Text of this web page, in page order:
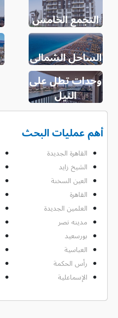
التجمع الخامس
الساحل الشمالى
وحدات تطل على
النيل
أهم عمليات البحث
القاهرة الجديدة
الشيخ زايد
العين السخنة
القاهرة
العلمين الجديدة
مدينه نصر
بورسعيد
العباسية
رأس الحكمة
الإسماعلية